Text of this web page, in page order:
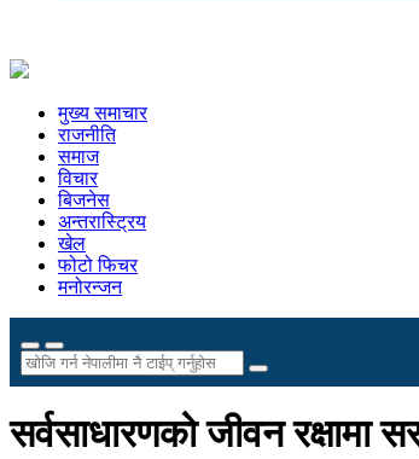
मुख्य समाचार
राजनीति
समाज
विचार
बिजनेस
अन्तरास्ट्रिय
खेल
फोटो फिचर
मनोरन्जन
सर्वसाधारणको जीवन रक्षामा